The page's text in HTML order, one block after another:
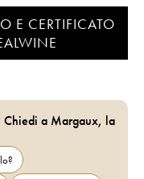
E CERTIFICATO
Chiedi a Margaux, la